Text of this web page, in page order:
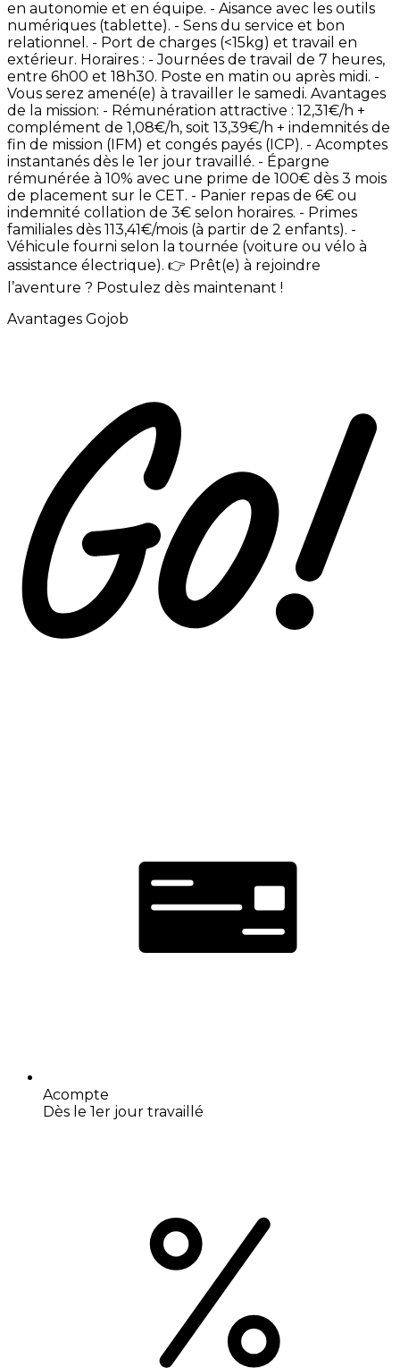
en autonomie et en équipe. - Aisance avec les outils
numériques (tablette). - Sens du service et bon
relationnel. - Port de charges (<15kg) et travail en
extérieur. Horaires : -Journées de travail de 7 heures,
entre 6h00 et 18h30. Poste en matin ou après midi. -
Vous serez amené(e) à travailler le samedi. Avantages
de la mission: - Rémunération attractive : 12,31€/h +
complément de 1,08€/h, soit 13,39€/h + indemnités de
fin de mission (IFM) et congés payés (ICP). - Acomptes
instantanés dès le 1er jour travaillé. - Épargne
rémunérée à 10% avec une prime de 100€ dès 3 mois
de placement sur le CET. - Panier repas de 6€ ou
indemnité collation de 3€ selon horaires. - Primes
familiales dès 113,41€/mois (à partir de 2 enfants). -
Véhicule fourni selon la tournée (voiture ou vélo à
assistance électrique). 👉 Prêt(e) à rejoindre
l’aventure ? Postulez dès maintenant !
Avantages Gojob
Acompte
Dès le 1er jour travaillé